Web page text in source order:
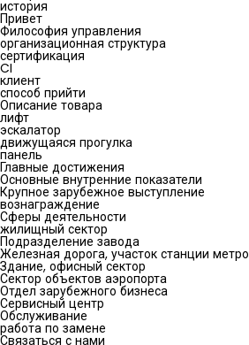
история
Привет
Философия управления
организационная структура
сертификация
CI
клиент
способ прийти
Описание товара
лифт
эскалатор
движущаяся прогулка
панель
Главные достижения
Основные внутренние показатели
Крупное зарубежное выступление
вознаграждение
Сферы деятельности
жилищный сектор
Подразделение завода
Железная дорога, участок станции метро
Здание, офисный сектор
Сектор объектов аэропорта
Отдел зарубежного бизнеса
Сервисный центр
Обслуживание
работа по замене
Связаться с нами